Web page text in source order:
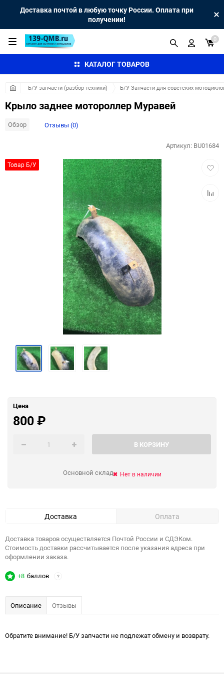
Доставка почтой в любую точку России. Оплата при
получении!
КАТАЛОГ ТОВАРОВ
0
Б/У запчасти (разбор техники) Б/У Запчасти для советских
Крыло заднее мотороллер Муравей
Обзор Отзывы (0)
Товар Б/У
Артикул: BU01684
Цена
800₽
В КОРЗИНУ
Основной склад Нет в наличии
Доставка Оплата
Доставка товаров осуществляется Почтой России и СДЭКом.
Стоимость доставки рассчитывается после указания адреса при
оформлении заказа.
+8 баллов ?
Описание Отзывы
Обратите внимание! Б/У запчасти не подлежат обмену и возврату.